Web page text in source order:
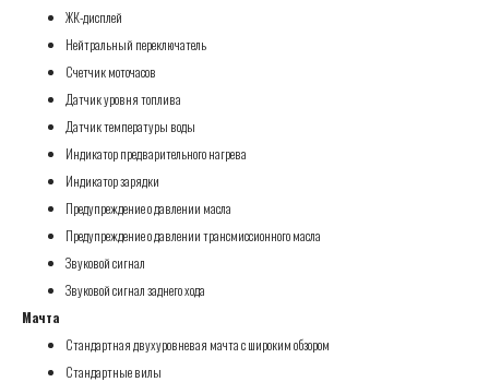
ЖК-дисплей
Нейтральный переключатель
Счетчик моточасов
Датчик уровня топлива
Датчик температуры воды
Индикатор предварительного нагрева
Индикатор зарядки
Предупреждение о давлении масла
Предупреждение о давлении трансмиссионного масла
Звуковой сигнал
Звуковой сигнал заднего хода
Мачта
Стандартная двухуровневая мачта с широким обзором
Стандартные вилы